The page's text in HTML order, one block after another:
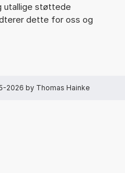
utallige støttede
dette for oss og
2026 by Thomas Hainke